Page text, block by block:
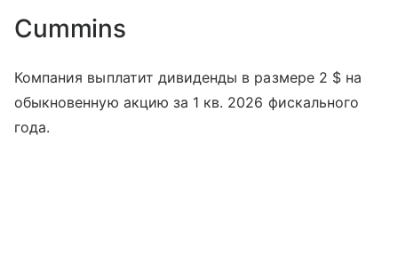
Cummins
Компания выплатит дивиденды в размере 2 $ на
обыкновенную акцию за 1 кв. 2026 фискального
года.